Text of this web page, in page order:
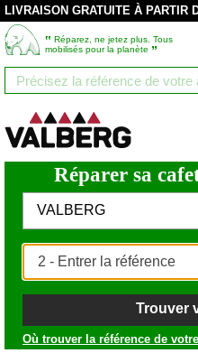
LIVRAISON GRATUITE À PARTIR
‟ Réparez, ne jetez plus. Tous
mobilisés pour la planète ”
Réparer sa
VALBERG
Trouver
Où trouver la référence de